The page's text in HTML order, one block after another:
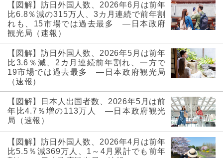
【図解】訪日外国人数、2026年6月は前年
比6.8％減の315万人、3カ月連続で前年割
れも、15市場では過去最多 ―日本政府
観光局（速報）
【図解】訪日外国人数、2026年5月は前年
比3.6％減、2カ月連続前年割れ、一方で
19市場では過去最多 ―日本政府観光局
（速報）
【図解】日本人出国者数、2026年5月は前
年比4.7％増の113万人 ―日本政府観光
局（速報）
【図解】訪日外国人数、2026年4月は前年
比5.5％減369万人、1～4月累計でも前年